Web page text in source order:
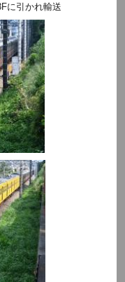
に引かれ輸送